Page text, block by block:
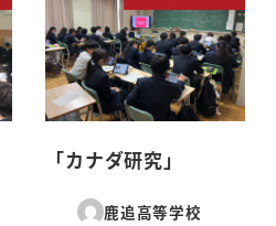
「カナダ研究」
鹿追高等学校